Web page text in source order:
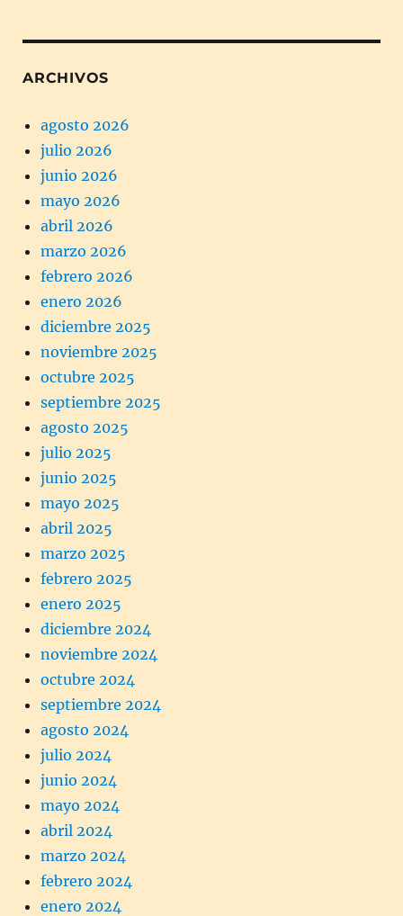
ARCHIVOS
agosto 2026
julio 2026
junio 2026
mayo 2026
abril 2026
marzo 2026
febrero 2026
enero 2026
diciembre 2025
noviembre 2025
octubre 2025
septiembre 2025
agosto 2025
julio 2025
junio 2025
mayo 2025
abril 2025
marzo 2025
febrero 2025
enero 2025
diciembre 2024
noviembre 2024
octubre 2024
septiembre 2024
agosto 2024
julio 2024
junio 2024
mayo 2024
abril 2024
marzo 2024
febrero 2024
enero 2024